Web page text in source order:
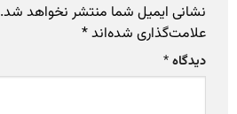
نشانی ایمیل شما منتشر نخواهد شد.
علامت‌گذاری شده‌اند*
دیدگاه*